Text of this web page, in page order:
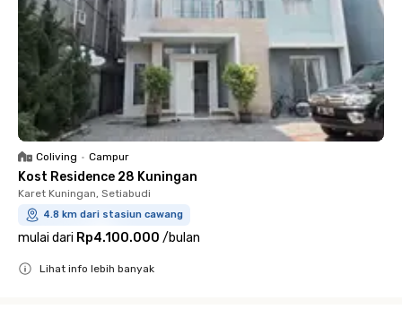
Coliving • Campur
Kost Residence 28 Kuningan
Karet Kuningan, Setiabudi
4.8 km dari stasiun cawang
mulai dari Rp4.100.000 /bulan
Lihat info lebih banyak